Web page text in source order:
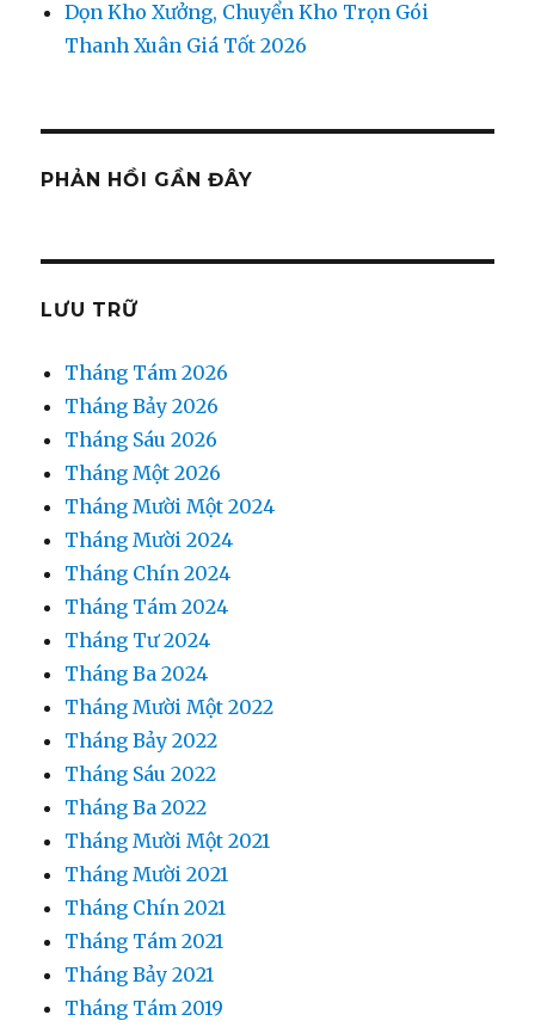
Dọn Kho Xưởng, Chuyển Kho Trọn Gói
Thanh Xuân Giá Tốt 2026
PHẢN HỒI GẦN ĐÂY
LƯU TRỮ
Tháng Tám 2026
Tháng Bảy 2026
Tháng Sáu 2026
Tháng Một 2026
Tháng Mười Một 2024
Tháng Mười 2024
Tháng Chín 2024
Tháng Tám 2024
Tháng Tư 2024
Tháng Ba 2024
Tháng Mười Một 2022
Tháng Bảy 2022
Tháng Sáu 2022
Tháng Ba 2022
Tháng Mười Một 2021
Tháng Mười 2021
Tháng Chín 2021
Tháng Tám 2021
Tháng Bảy 2021
Tháng Tám 2019